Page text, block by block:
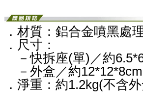
．材質：鋁合金噴黑處
．尺寸：
－快拆座(單)／約
－外盒／約12*12*8cm
．淨重：約1.2kg(不含